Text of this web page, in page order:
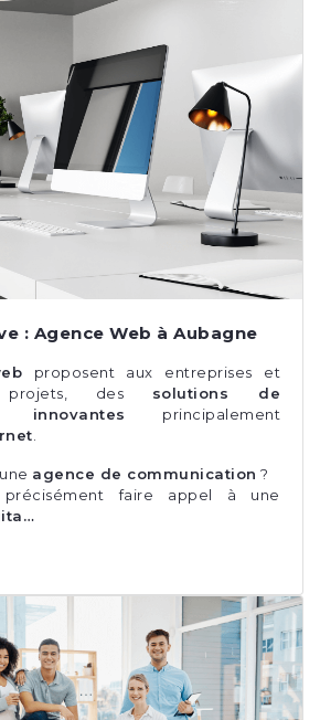
: Agence Web à Aubagne
proposent aux entreprises et
projets, des solutions de
innovantes
principalement
agence de communication ?
précisément faire appel à une